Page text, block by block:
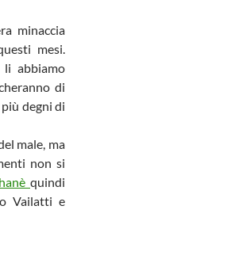
minaccia
mesi.
abbiamo
di
degni di
male, ma
non si
quindi
Vailatti e